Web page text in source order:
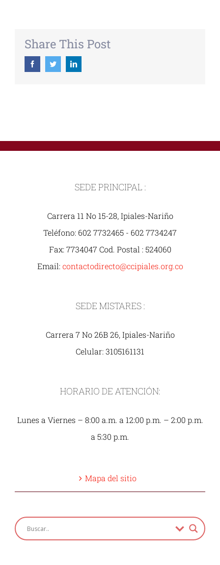
Share This Post
FacebookTwitterLinkedin
SEDE PRINCIPAL :
Carrera 11 No 15-28, Ipiales-Nariño
Teléfono: 602 7732465 - 602 7734247
Fax: 7734047 Cod. Postal : 524060
Email: contactodirecto@ccipiales.org.co
SEDE MISTARES :
Carrera 7 No 26B 26, Ipiales-Nariño
Celular: 3105161131
HORARIO DE ATENCIÓN:
Lunes a Viernes – 8:00 a.m. a 12:00 p.m. – 2:00 p.m.
a 5:30 p.m.
Mapa del sitio